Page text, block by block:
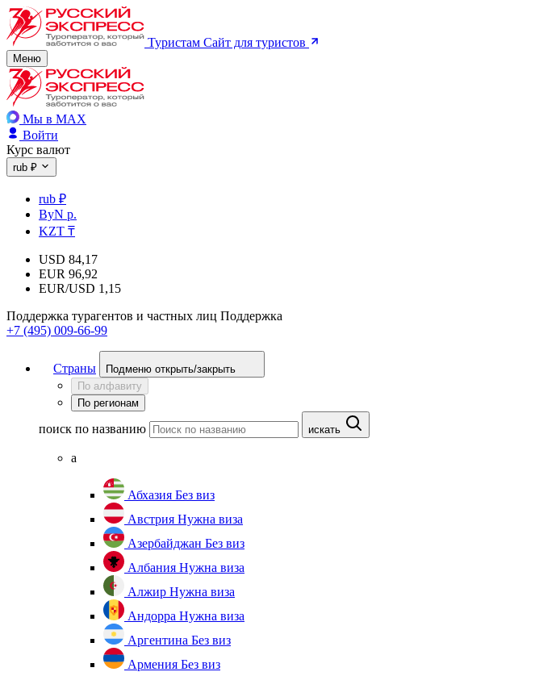
Туристам Сайт для туристов
Меню
Мы в MAX
Войти
Курс валют
rub ₽
rub ₽
ByN р.
KZT ₸
USD 84,17
EUR 96,92
EUR/USD 1,15
Поддержка турагентов и частных лиц Поддержка
+7 (495) 009-66-99
Страны
Подменю открыть/закрыть
По алфавиту
По регионам
поиск по названию искать
а
Абхазия Без виз
Австрия Нужна виза
Азербайджан Без виз
Албания Нужна виза
Алжир Нужна виза
Андорра Нужна виза
Аргентина Без виз
Армения Без виз